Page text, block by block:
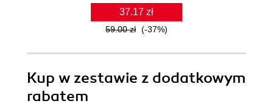
37.17 zł
59.00 zł (-37%)
Kup w zestawie z dodatkowym
rabatem